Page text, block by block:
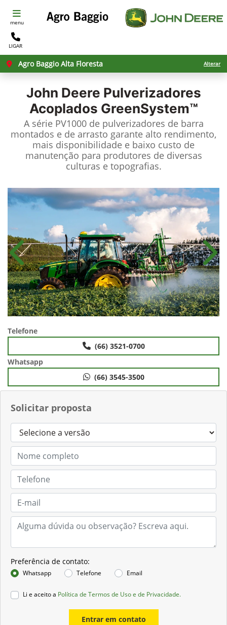
menu
LIGAR
Agro Baggio Alta Floresta Alterar
John Deere Pulverizadores
Acoplados GreenSystem™
A série PV1000 de pulverizadores de barra
montados e de arrasto garante alto rendimento,
mais disponibilidade e baixo custo de
manutenção para produtores de diversas
culturas e topografias.
Solicitar proposta
Preferência de contato:
Whatsapp Telefone Email
Li e aceito a Política de Termos de Uso e de Privacidade.
Entrar em contato
Anterior
Telefone
(66) 3521-0700
Whatsapp
(66) 3545-3500